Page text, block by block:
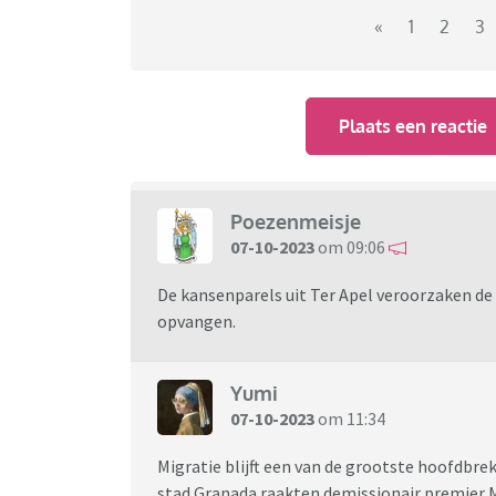
https://www.rtvnoord.nl/nieuws/1075109/
De burgerwacht Ter Apel kreeg maandag
Willeke Vroom van de burgerwacht. 'Onze
gestolen portemonnee uit Nieuw-Weerdinge
'Daarom werd de groep zo groot', zegt
met een drone met warmtecamera. Een
het maïsveld konden kijken. Het leek bijna
man aan.
« 1 2 3
Plaats een reactie
Poezenmeisje
07-10-2023om 09:06
De kansenparels uit Ter Apel veroorzaken
opvangen.
Yumi
07-10-2023om 11:34
Migratie blijft een van de grootste